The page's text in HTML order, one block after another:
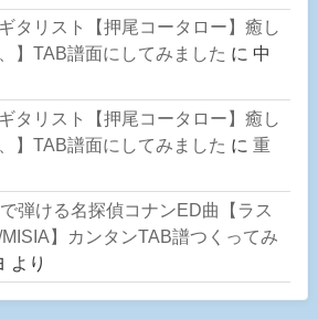
タリスト【押尾コータロー】癒し
】TAB譜面にしてみました に 中
タリスト【押尾コータロー】癒し
】TAB譜面にしてみました に 重
弾ける名探偵コナンED曲【ラス
】カンタンTAB譜つくってみ
より